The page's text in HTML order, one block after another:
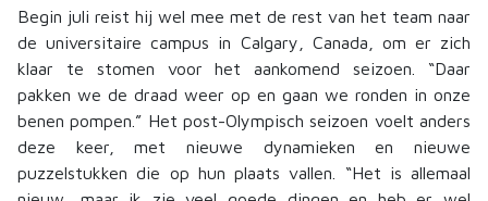
Begin juli reist hij wel mee met de rest van het team naar
de universitaire campus in Calgary, Canada, om er zich
klaar te stomen voor het aankomend seizoen. “Daar
pakken we de draad weer op en gaan we ronden in onze
benen pompen.” Het post-Olympisch seizoen voelt anders
deze keer, met nieuwe dynamieken en nieuwe
puzzelstukken die op hun plaats vallen. “Het is allemaal